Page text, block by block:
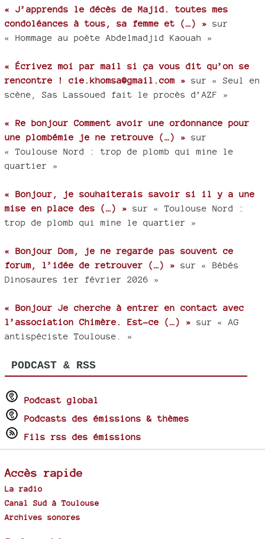
« J’apprends le décès de Majid. toutes mes
condoléances à tous, sa femme et (…) » sur
« Hommage au poète Abdelmadjid Kaouah »
« Écrivez moi par mail si ça vous dit qu’on se
rencontre ! cie.khomsa@gmail.com » sur « Seul en
scène, Sas Lassoued fait le procès d’AZF »
« Re bonjour Comment avoir une ordonnance pour
une plombémie je ne retrouve (…) » sur
« Toulouse Nord : trop de plomb qui mine le
quartier »
« Bonjour, je souhaiterais savoir si il y a une
mise en place des (…) » sur « Toulouse Nord :
trop de plomb qui mine le quartier »
« Bonjour Dom, je ne regarde pas souvent ce
forum, l’idée de retrouver (…) » sur « Bébés
Dinosaures 1er février 2026 »
« Bonjour Je cherche à entrer en contact avec
l’association Chimère. Est-ce (…) » sur « AG
antispéciste Toulouse. »
PODCAST & RSS
Podcast global
Podcasts des émissions & thèmes
Fils rss des émissions
Accès rapide
La radio
Canal Sud à Toulouse
Archives sonores